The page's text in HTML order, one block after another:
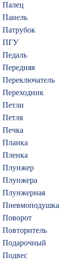
Палец
Панель
Патрубок
ПГУ
Педаль
Передняя
Переключатель
Переходник
Петли
Петля
Печка
Планка
Пленка
Плунжер
Плунжера
Плунжерная
Пневмоподушка
Поворот
Повторитель
Подарочный
Подвес